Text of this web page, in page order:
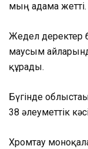
мың адамға жетті.
Жедел деректер
маусым
құрады.
Бүгінде
38 әлеуметтік
Хромтау